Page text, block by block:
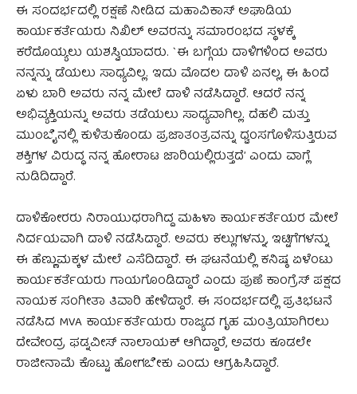
ಈ ಸಂದರ್ಭದಲ್ಲಿ ರಕ್ಷಣೆ ನೀಡಿದ ಮಹಾವಿಕಾಸ್‌ ಅಘಾಡಿಯ
ಕಾರ್ಯಕರ್ತೆಯರು ನಿಖಿಲ್‌ ಅವರನ್ನು ಸಮಾರಂಭದ ಸ್ಥಳಕ್ಕೆ
ಕರೆದೊಯ್ಯಲು ಯಶಸ್ವಿಯಾದರು. `ಈ ಬಗ್ಗೆಯ ದಾಳಿಗಳಿಂದ ಅವರು
ನನ್ನನ್ನು ಡೆಯಲು ಸಾಧ್ಯವಿಲ್ಲ. ಇದು ಮೊದಲ ದಾಳಿ ಏನಲ್ಲ, ಈ ಹಿಂದೆ
ಏಳು ಬಾರಿ ಅವರು ನನ್ನ ಮೇಲೆ ದಾಳಿ ನಡೆಸಿದ್ದಾರೆ. ಆದರೆ ನನ್ನ
ಅಭಿವ್ಯಕ್ತಿಯನ್ನು ಅವರು ತಡೆಯಲು ಸಾಧ್ಯವಾಗಿಲ್ಲ. ದೆಹಲಿ ಮತ್ತು
ಮುಂಬೈನಲ್ಲಿ ಕುಳಿತುಕೊಂಡು ಪ್ರಜಾತಂತ್ರವನ್ನು ಧ್ವಂಸಗೊಳಿಸುತ್ತಿರುವ
ಶಕ್ತಿಗಳ ವಿರುದ್ಧ ನನ್ನ ಹೋರಾಟ ಜಾರಿಯಲ್ಲಿರುತ್ತದೆʼ ಎಂದು ವಾಗ್ಲೆ
ನುಡಿದಿದ್ದಾರೆ.
ದಾಳಿಕೋರರು ನಿರಾಯುಧರಾಗಿದ್ದ ಮಹಿಳಾ ಕಾರ್ಯಕರ್ತೆಯರ ಮೇಲೆ
ನಿರ್ದಯವಾಗಿ ದಾಳಿ ನಡೆಸಿದ್ದಾರೆ. ಅವರು ಕಲ್ಲುಗಳನ್ನು, ಇಟ್ಟಿಗೆಗಳನ್ನು
ಈ ಹೆಣ್ಣುಮಕ್ಕಳ ಮೇಲೆ ಎಸೆದಿದ್ದಾರೆ. ಈ ಘಟನೆಯಲ್ಲಿ ಕನಿಷ್ಠ ಏಳೆಂಟು
ಕಾರ್ಯಕರ್ತೆಯರು ಗಾಯಗೊಂಡಿದ್ದಾರೆ ಎಂದು ಪುಣೆ ಕಾಂಗ್ರೆಸ್‌ ಪಕ್ಷದ
ನಾಯಕ ಸಂಗೀತಾ ತಿವಾರಿ ಹೇಳಿದ್ದಾರೆ. ಈ ಸಂದರ್ಭದಲ್ಲಿ ಪ್ರತಿಭಟನೆ
ನಡೆಸಿದ MVA ಕಾರ್ಯಕರ್ತೆಯರು ರಾಜ್ಯದ ಗೃಹ ಮಂತ್ರಿಯಾಗಿರಲು
ದೇವೇಂದ್ರ ಫಡ್ನವೀಸ್‌ ನಾಲಾಯಕ್‌ ಆಗಿದ್ದಾರೆ, ಅವರು ಕೂಡಲೇ
ರಾಜೀನಾಮೆ ಕೊಟ್ಟು ಹೋಗಬೇಕು ಎಂದು ಆಗ್ರಹಿಸಿದ್ದಾರೆ.